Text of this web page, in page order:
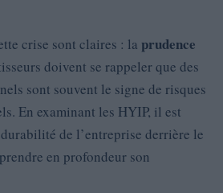
crise sont claires : la prudence
doivent se rappeler que des
sont souvent le signe de risques
En examinant les HYIP, il est
de l’entreprise derrière le
en profondeur son